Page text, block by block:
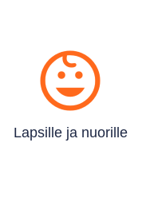
Lapsille ja nuorille